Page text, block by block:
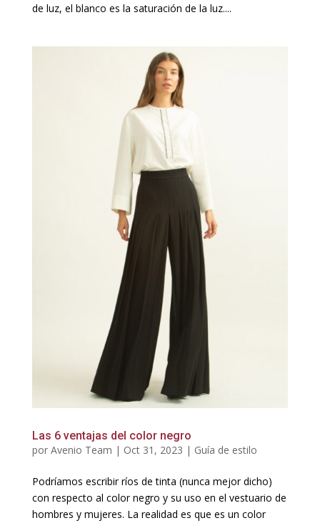
de luz, el blanco es la saturación de la luz....
Las 6 ventajas del color negro
por Avenio Team | Oct 31, 2023 | Guía de estilo
Podríamos escribir ríos de tinta (nunca mejor dicho)
con respecto al color negro y su uso en el vestuario de
hombres y mujeres. La realidad es que es un color